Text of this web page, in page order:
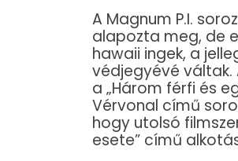
A Magnum P.I.
alapozta meg, de
hawaii ingek, a
védjegyévé váltak.
a „Három férfi és
Vérvonal című
hogy utolsó
esete” című